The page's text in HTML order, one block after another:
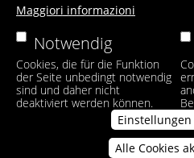
Maggiori informazioni
Notwendig
Cookies, die für die Funktion
der Seite unbedingt notwendig
sind und daher nicht
deaktiviert werden können.
Alle Cookies